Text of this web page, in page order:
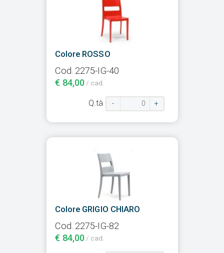
Colore ROSSO
Cod. 2275-IG-40
€ 84,00 / cad.
Q.tà - +
Colore GRIGIO CHIARO
Cod. 2275-IG-82
€ 84,00 / cad.